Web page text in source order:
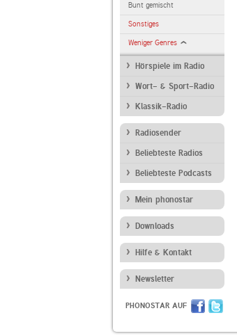
Bunt gemischt
Sonstiges
Weniger Genres
Hörspiele im Radio
Wort- & Sport-Radio
Klassik-Radio
Radiosender
Beliebteste Radios
Beliebteste Podcasts
Mein phonostar
Downloads
Hilfe & Kontakt
Newsletter
PHONOSTAR AUF